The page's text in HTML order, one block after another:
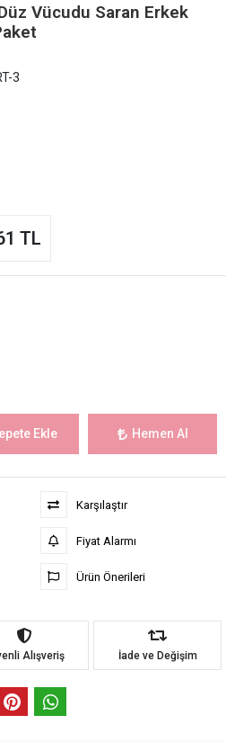
Vücudu Saran Erkek
3
TL
Ekle Hemen Al
Karşılaştır
Fiyat Alarmı
Ürün Önerileri
Alışveriş İade ve Değişim